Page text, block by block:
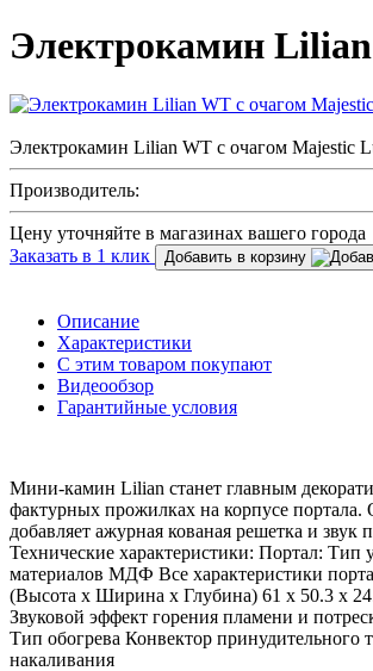
Электрокамин
Электрокамин Lilian WT с очагом Majestic
Производитель:
Цену уточняйте в магазинах вашего города
Заказать в 1 клик
Добавить в корзину
Описание
Характеристики
С этим товаром покупают
Видеообзор
Гарантийные условия
Мини-камин Lilian станет главным
фактурных прожилках на корпусе
добавляет ажурная кованая решетка и звук
Технические характеристики: Портал:
материалов МДФ Все характеристики
(Высота x Ширина x Глубина) 61 x 50.3 x
Звуковой эффект горения пламени и
Тип обогрева Конвектор принудительного
накаливания